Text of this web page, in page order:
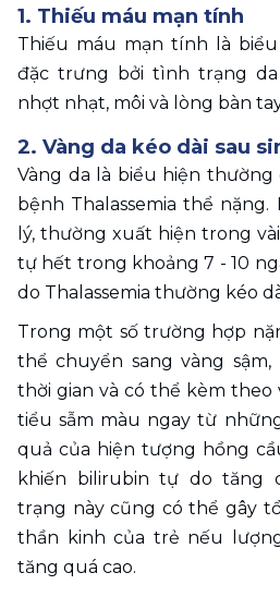
1. Thiếu máu mạn tính
Thiếu máu mạn tính là
đặc trưng bởi tình trạng da
nhợt nhạt, môi và lòng bàn
2. Vàng da kéo dài sau
Vàng da là biểu hiện thường
bệnh Thalassemia thể nặng.
lý, thường xuất hiện trong
tự hết trong khoảng 7 - 10
do Thalassemia thường kéo
Trong một số trường hợp
thể chuyển sang vàng
thời gian và có thể kèm
tiểu sẫm màu ngay từ
quả của hiện tượng hồng
khiến bilirubin tự do tăng
trạng này cũng có thể gây
thần kinh của trẻ nếu
tăng quá cao.